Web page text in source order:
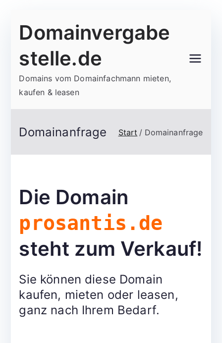
Inhalt
Domainvergabe
stelle.de
Domains vom Domainfachmann mieten,
kaufen & leasen
Domainanfrage Start Domainanfrage
Die Domain
prosantis.de
steht zum Verkauf!
Sie können diese Domain
kaufen, mieten oder leasen,
ganz nach Ihrem Bedarf.